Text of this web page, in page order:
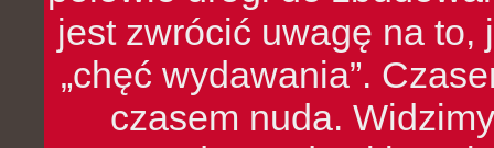
jest zwrócić uwagę na to,
„chęć wydawania”.
czasem nuda.